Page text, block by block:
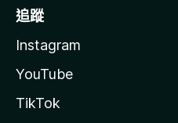
追蹤
Instagram
YouTube
TikTok